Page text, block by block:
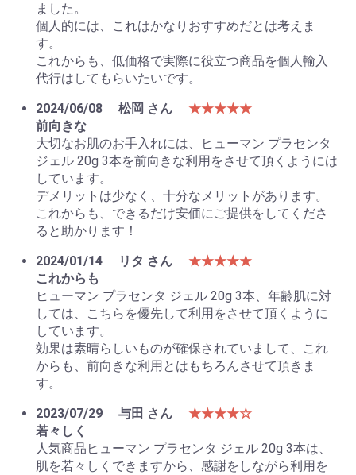
ました。
個人的には、これはかなりおすすめだとは考えま
す。
これからも、低価格で実際に役立つ商品を個人輸入
代行はしてもらいたいです。
2024/06/08
松岡 さん
★★★★★
前向きな
大切なお肌のお手入れには、ヒューマン プラセンタ
ジェル 20g 3本を前向きな利用をさせて頂くようには
しています。
デメリットは少なく、十分なメリットがあります。
これからも、できるだけ安価にご提供をしてくださ
ると助かります！
2024/01/14
リタ さん
★★★★★
これからも
ヒューマン プラセンタ ジェル 20g 3本、年齢肌に対
しては、こちらを優先して利用をさせて頂くように
しています。
効果は素晴らしいものが確保されていまして、これ
からも、前向きな利用とはもちろんさせて頂きま
す。
2023/07/29
与田 さん
★★★★☆
若々しく
人気商品ヒューマン プラセンタ ジェル 20g 3本は、
肌を若々しくできますから、感謝をしながら利用を